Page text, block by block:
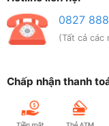
0827
(Tất cả các
Chấp nhận thanh